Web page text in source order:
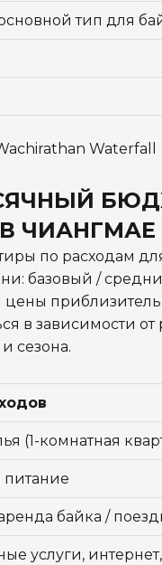
тип для
ЧИАНГМАЕ
по расходам
базовый /
цены
в зависимости от
сезона.
(1-комнатная
байка /
услуги,